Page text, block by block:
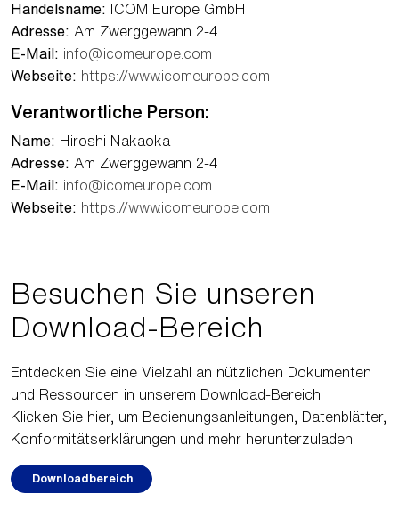
Handelsname: ICOM Europe GmbH
Adresse: Am Zwerggewann 2-4
E-Mail: info@icomeurope.com
Webseite: https://www.icomeurope.com
Verantwortliche Person:
Name: Hiroshi Nakaoka
Adresse: Am Zwerggewann 2-4
E-Mail: info@icomeurope.com
Webseite: https://www.icomeurope.com
Besuchen Sie unseren
Download-Bereich
Entdecken Sie eine Vielzahl an nützlichen Dokumenten
und Ressourcen in unserem Download-Bereich.
Klicken Sie hier, um Bedienungsanleitungen, Datenblätter,
Konformitätserklärungen und mehr herunterzuladen.
Downloadbereich